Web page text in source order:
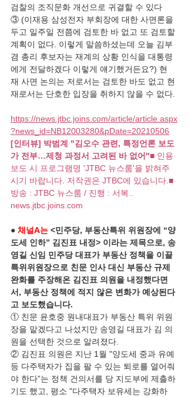
검찰의 조직문화 개선으로 귀결할 수 있다
③ (이재용 삼성전자 부회장에 대한 사면론을
두고 일주일 전쯤에 검토한 바 없고 또 검토할
계획이 없다. 이렇게 말씀하셨는데 오늘 김부
겸 총리 후보자는 재계의 상황 인식을 대통령
에게 전달하겠다 이렇게 얘기했거든요?) 현
재 사면 논의는 저로서는 검토한 바도 없고 현
재로서는 단호한 입장을 취하지 않을 수 없다.
https://news.jtbc.joins.com/article/article.aspx
?news_id=NB12003280&pDate=20210506
[인터뷰] 박범계 "김오수 관련, 특정언론 보도
가 전부…제청 과정서 고려된 바 없어"■ 인용
보도 시 프로그램명 'JTBC 뉴스룸'을 밝혀주
시기 바랍니다. 저작권은 JTBC에 있습니다.■
방송 : JTBC 뉴스룸 / 진행 : 서복..
news.jtbc.joins.com
● 채널A는 <민주당, 부동산특위 위원장에 “양
도세 인하” 김진표 내정> 이라는 제목으로, 송
영길 신임 민주당 대표가 부동산 정책을 이끌
특위위원장으로 친문 인사 대신 부동산 규제
완화를 주장해온 김진표 의원을 내정했다면
서, 부동산 정책에 적지 않은 변화가 예상된다
고 보도했습니다.
① 친문 윤호중 원내대표가 부동산 특위 위원
장을 맡겠다고 나섰지만 송영길 대표가 김 의
원을 선택한 것으로 알려졌다.
② 김진표 의원은 지난 1월 "양도세 중과 유예
등 다주택자가 집을 팔 수 있는 퇴로를 열어줘
야 한다”는 정책 건의서를 당 지도부에 제출하
기도 했고, 평소 "다주택자 보유세는 강화하